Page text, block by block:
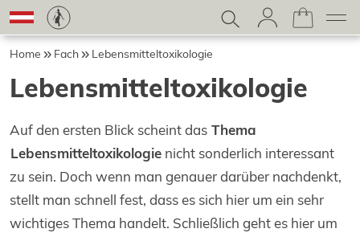
Home Fach Lebensmitteltoxikologie
Lebensmitteltoxikologie
Auf den ersten Blick scheint das Thema
Lebensmitteltoxikologie nicht sonderlich interessant
zu sein. Doch wenn man genauer darüber nachdenkt,
stellt man schnell fest, dass es sich hier um ein sehr
wichtiges Thema handelt. Schließlich geht es hier um